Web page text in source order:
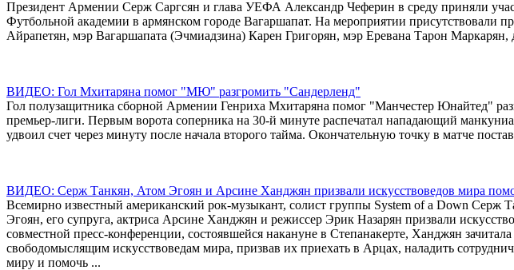
Президент Армении Серж Саргсян и глава УЕФА Александр Чеферин в среду приняли
Футбольной академии в армянском городе Вагаршапат. На мероприятии присутствовали
Айрапетян, мэр Вагаршапата (Эчмиадзина) Карен Григорян, мэр Еревана Тарон Маркарян,
ВИДЕО: Гол Мхитаряна помог "МЮ" разгромить "Сандерленд"
Гол полузащитника сборной Армении Генриха Мхитаряна помог "Манчестер Юнайтед"
премьер-лиги. Первым ворота соперника на 30-й минуте распечатал нападающий
удвоил счет через минуту после начала второго тайма. Окончательную точку в матче
ВИДЕО: Серж Танкян, Атом Эгоян и Арсине Ханджян призвали искусствоведов мира
Всемирно известный американский рок-музыкант, солист группы System of a Down Серж
Эгоян, его супруга, актриса Арсине Ханджян и режиссер Эрик Назарян призвали
совместной пресс-конференции, состоявшейся накануне в Степанакерте, Ханджян
свободомыслящим искусствоведам мира, призвав их приехать в Арцах, наладить
миру и помочь ...